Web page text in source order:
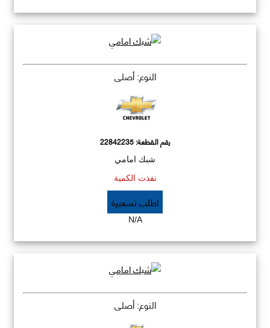
النوع: أصلي
رقم القطعة:22842235
شبك امامي
نفذت الكمية
اطلب تسعيرة
N/A
النوع: أصلي